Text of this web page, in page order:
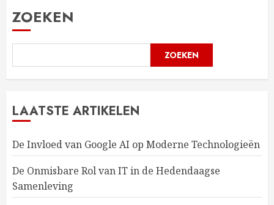
ZOEKEN
ZOEKEN
LAATSTE ARTIKELEN
De Invloed van Google AI op Moderne Technologieën
De Onmisbare Rol van IT in de Hedendaagse
Samenleving